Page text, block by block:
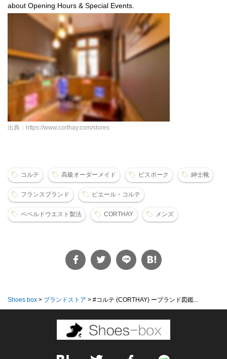
about Opening Hours & Special Events.
出典：https://www.corthay.com/stores
コルテ 高級オーダーメイド ビスポーク 紳士靴
フランスブランド ピエール・コルテ
ベベルドウエスト製法 CORTHAY メンズ
Shoes box > ブランドストア > #‌コルテ (CORTHAY) ーブランド図鑑...